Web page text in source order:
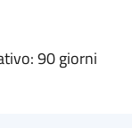
90 giorni